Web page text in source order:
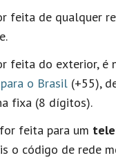
feita de qualquer
feita do exterior, é
o Brasil (+55),
fixa (8 dígitos).
feita para um
o código de rede